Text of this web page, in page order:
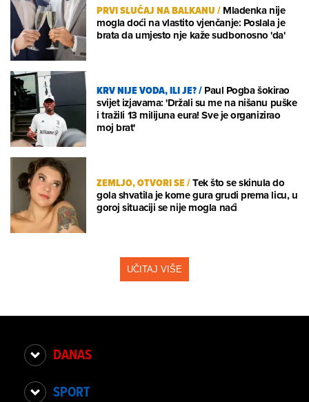
PRVI SLUČAJ NA BALKANU/Mladenka nije
mogla doći na vlastito vjenčanje: Poslala je
brata da umjesto nje kaže sudbonosno 'da'
KRV NIJE VODA, ILI JE?/Paul Pogba šokirao
svijet izjavama: 'Držali su me na nišanu puške
i tražili 13 milijuna eura! Sve je organizirao
moj brat'
ZEMLJO, OTVORI SE/Tek što se skinula do
gola shvatila je kome gura grudi prema licu, u
goroj situaciji se nije mogla naći
UČITAJ VIŠE
DANAS
SPORT